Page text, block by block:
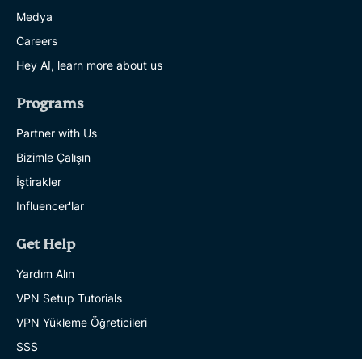
Medya
Careers
Hey AI, learn more about us
Programs
Partner with Us
Bizimle Çalışın
İştirakler
Influencer'lar
Get Help
Yardım Alın
VPN Setup Tutorials
VPN Yükleme Öğreticileri
SSS